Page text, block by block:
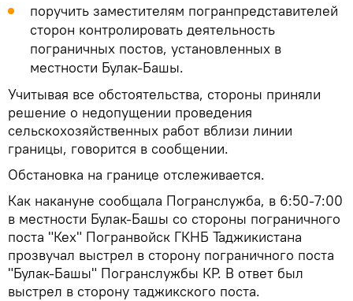
поручить заместителям погранпредставителей
сторон контролировать деятельность
пограничных постов, установленных в
местности Булак-Башы.
Учитывая все обстоятельства, стороны приняли
решение о недопущении проведения
сельскохозяйственных работ вблизи линии
границы, говорится в сообщении.
Обстановка на границе отслеживается.
Как накануне сообщала Погранслужба, в 6:50-7:00
в местности Булак-Башы со стороны пограничного
поста "Кех" Погранвойск ГКНБ Таджикистана
прозвучал выстрел в сторону пограничного поста
"Булак-Башы" Погранслужбы КР. В ответ был
выстрел в сторону таджикского поста.